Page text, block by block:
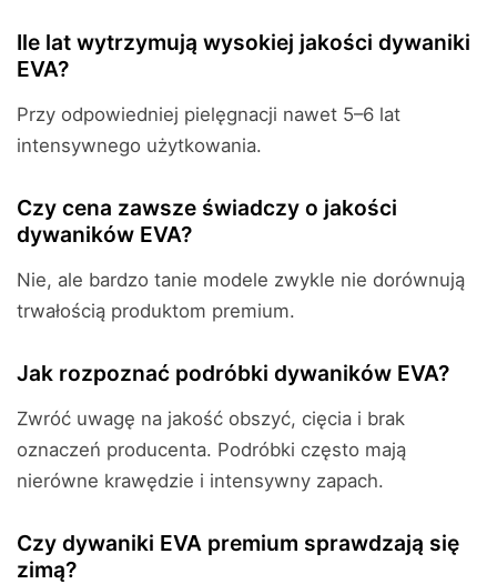
Ile lat wytrzymują wysokiej jakości dywaniki
EVA?
Przy odpowiedniej pielęgnacji nawet 5–6 lat
intensywnego użytkowania.
Czy cena zawsze świadczy o jakości
dywaników EVA?
Nie, ale bardzo tanie modele zwykle nie dorównują
trwałością produktom premium.
Jak rozpoznać podróbki dywaników EVA?
Zwróć uwagę na jakość obszyć, cięcia i brak
oznaczeń producenta. Podróbki często mają
nierówne krawędzie i intensywny zapach.
Czy dywaniki EVA premium sprawdzają się
zimą?